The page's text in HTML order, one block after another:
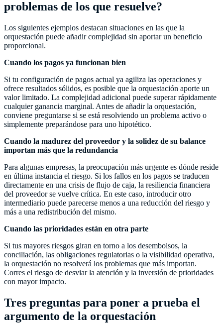
problemas de los que resuelve?
Los siguientes ejemplos destacan situaciones en las que la
orquestación puede añadir complejidad sin aportar un beneficio
proporcional.
Cuando los pagos ya funcionan bien
Si tu configuración de pagos actual ya agiliza las operaciones y
ofrece resultados sólidos, es posible que la orquestación aporte un
valor limitado. La complejidad adicional puede superar rápidamente
cualquier ganancia marginal. Antes de añadir la orquestación,
conviene preguntarse si se está resolviendo un problema activo o
simplemente preparándose para uno hipotético.
Cuando la madurez del proveedor y la solidez de su balance
importan más que la redundancia
Para algunas empresas, la preocupación más urgente es dónde reside
en última instancia el riesgo. Si los fallos en los pagos se traducen
directamente en una crisis de flujo de caja, la resiliencia financiera
del proveedor se vuelve crítica. En este caso, introducir otro
intermediario puede parecerse menos a una reducción del riesgo y
más a una redistribución del mismo.
Cuando las prioridades están en otra parte
Si tus mayores riesgos giran en torno a los desembolsos, la
conciliación, las obligaciones regulatorias o la visibilidad operativa,
la orquestación no resolverá los problemas que más importan.
Corres el riesgo de desviar la atención y la inversión de prioridades
con mayor impacto.
Tres preguntas para poner a prueba el
argumento de la orquestación